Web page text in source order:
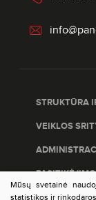
STRUKTŪRA
VEIKLOS
PASLAUGŲ
Mūsų svetainė
statistikos ir